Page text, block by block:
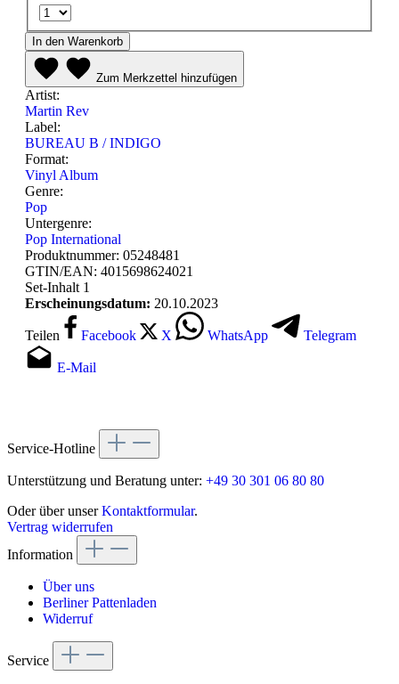
In den Warenkorb
Zum Merkzettel hinzufügen
Artist:
Martin Rev
Label:
BUREAU B / INDIGO
Format:
Vinyl Album
Genre:
Pop
Untergenre:
Pop International
Produktnummer: 05248481
GTIN/EAN: 4015698624021
Set-Inhalt 1
Erscheinungsdatum: 20.10.2023
Teilen Facebook X WhatsApp Telegram
E-Mail
Service-Hotline
Unterstützung und Beratung unter: +49 30 301 06 80 80
Oder über unserKontaktformular.
Vertrag widerrufen
Information
Über uns
Berliner Pattenladen
Widerruf
Service